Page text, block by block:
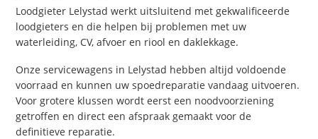
Loodgieter Lelystad werkt uitsluitend met gekwalificeerde
loodgieters en die helpen bij problemen met uw
waterleiding, CV, afvoer en riool en daklekkage.
Onze servicewagens in Lelystad hebben altijd voldoende
voorraad en kunnen uw spoedreparatie vandaag uitvoeren.
Voor grotere klussen wordt eerst een noodvoorziening
getroffen en direct een afspraak gemaakt voor de
definitieve reparatie.